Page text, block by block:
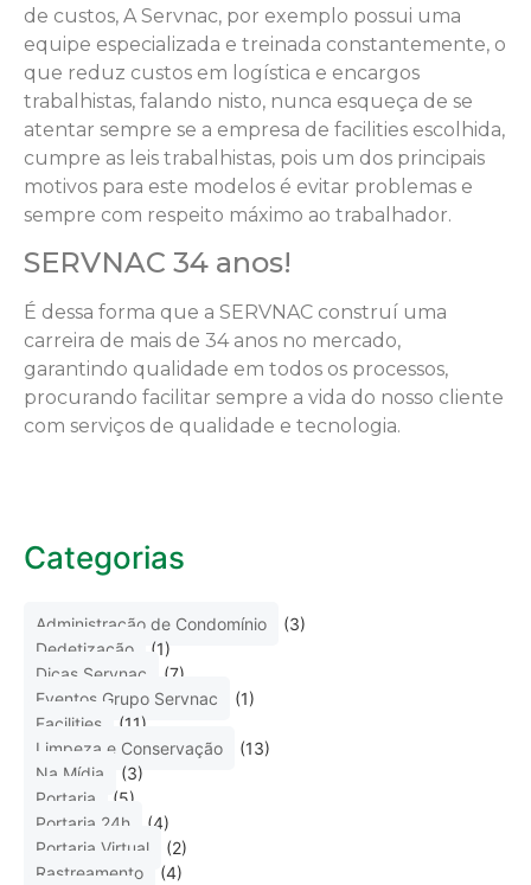
de custos, A Servnac, por exemplo possui uma
equipe especializada e treinada constantemente, o
que reduz custos em logística e encargos
trabalhistas, falando nisto, nunca esqueça de se
atentar sempre se a empresa de facilities escolhida,
cumpre as leis trabalhistas, pois um dos principais
motivos para este modelos é evitar problemas e
sempre com respeito máximo ao trabalhador.
SERVNAC 34 anos!
É dessa forma que a SERVNAC construí uma
carreira de mais de 34 anos no mercado,
garantindo qualidade em todos os processos,
procurando facilitar sempre a vida do nosso cliente
com serviços de qualidade e tecnologia.
Categorias
Administração de Condomínio
(3)
Dedetização
(1)
Dicas Servnac
(7)
Eventos Grupo Servnac
(1)
Facilities
(11)
Limpeza e Conservação
(13)
Na Mídia
(3)
Portaria
(5)
Portaria 24h
(4)
Portaria Virtual
(2)
Rastreamento
(4)